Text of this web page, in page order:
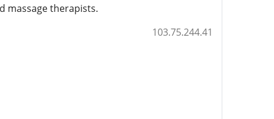
massage therapists.
103.75.244.41